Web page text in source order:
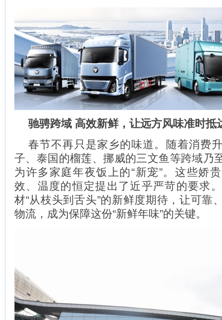
驰骋跨域 高效新鲜，让远方风味准时抵
春节不再只是家乡的味道。随着消费
子、泰国的榴莲、挪威的三文鱼等跨域乃
为许多家庭年夜饭上的“新宠”。这些娇
效、温度的恒定提出了近乎严苛的要求
材“从枝头到舌头”的新鲜度期待，让可靠
物流，成为保障这份“新鲜年味”的关键。